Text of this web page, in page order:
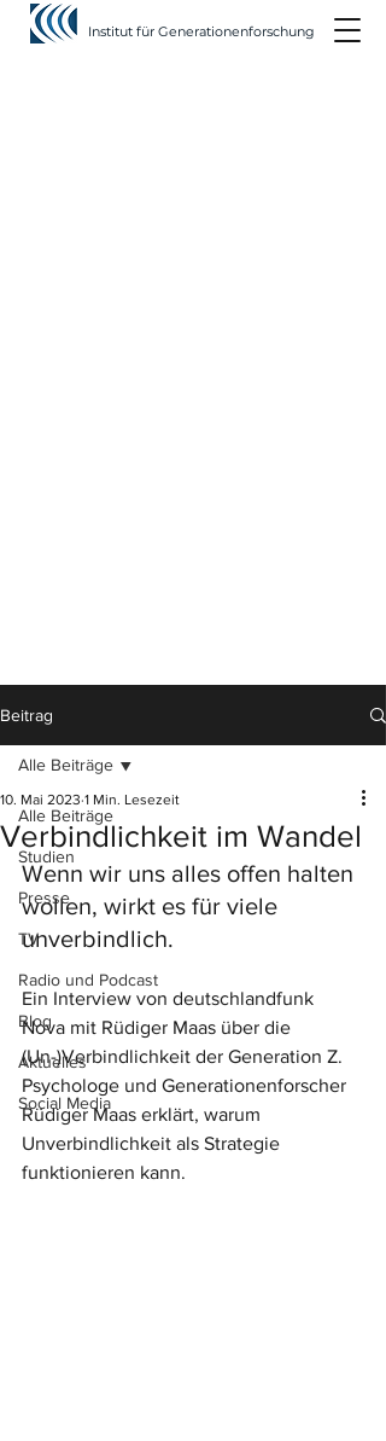
Institut für Generationenforschung
Beitrag
Alle Beiträge
Studien
Presse
TV
Radio und Podcast
Blog
Aktuelles
Social Media
Alle Beiträge
Verbindlichkeit im Wandel
10. Mai 2023 1 Min. Lesezeit
Wenn wir uns alles offen halten
wollen, wirkt es für viele
unverbindlich.
Ein Interview von deutschlandfunk
Nova mit Rüdiger Maas über die
(Un-)Verbindlichkeit der Generation Z.
Psychologe und Generationenforscher
Rüdiger Maas erklärt, warum
Unverbindlichkeit als Strategie
funktionieren kann.